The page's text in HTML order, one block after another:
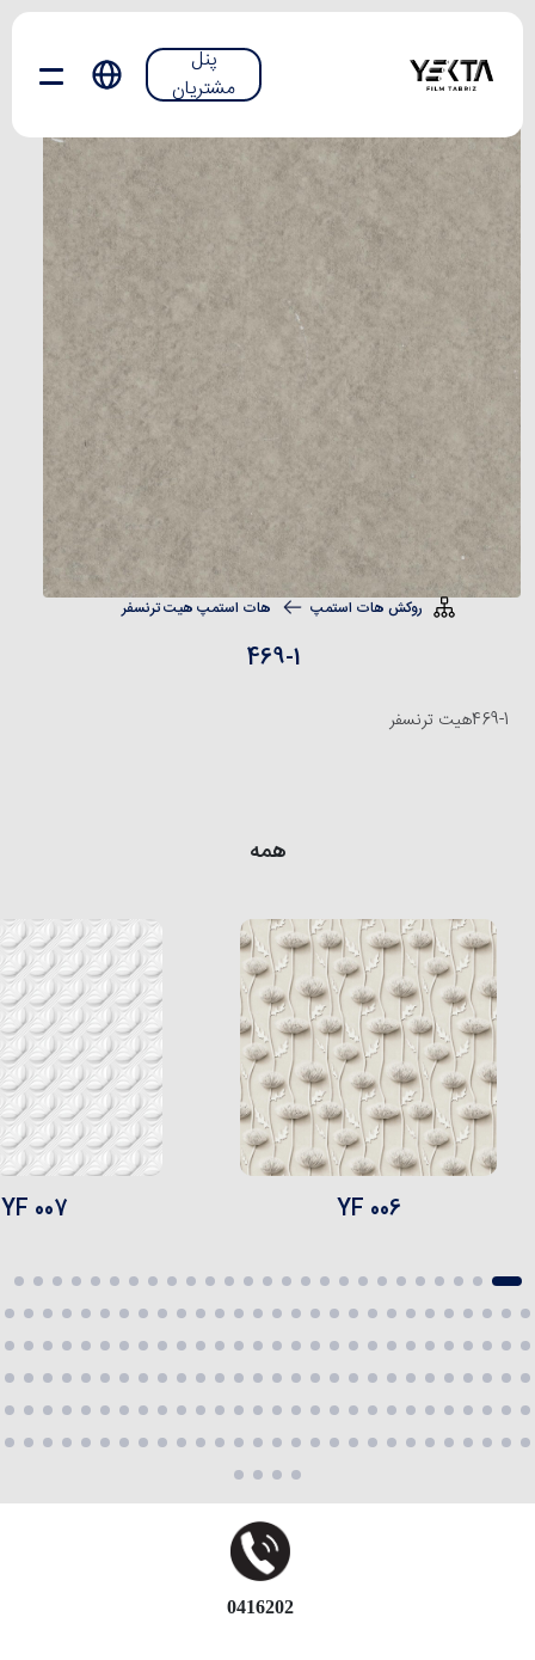
پنل
مشتریان
روکش هات استمپ هات استمپ هیت ترنسفر
469-1
469-1هیت ترنسفر
همه
YF 006
YF 007
0416202